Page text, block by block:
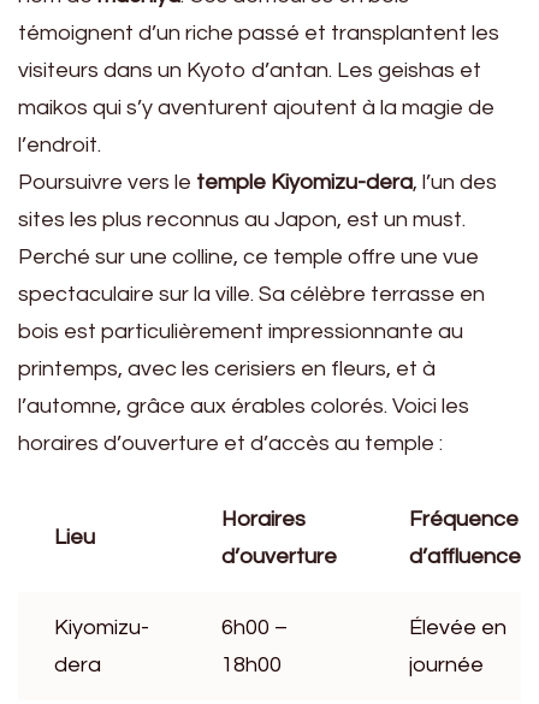
témoignent d’un riche passé et transplantent les
visiteurs dans un Kyoto d’antan. Les geishas et
maikos qui s’y aventurent ajoutent à la magie de
l’endroit.
Poursuivre vers le temple Kiyomizu-dera, l’un des
sites les plus reconnus au Japon, est un must.
Perché sur une colline, ce temple offre une vue
spectaculaire sur la ville. Sa célèbre terrasse en
bois est particulièrement impressionnante au
printemps, avec les cerisiers en fleurs, et à
l’automne, grâce aux érables colorés. Voici les
horaires d’ouverture et d’accès au temple :
Lieu
Horaires
d’ouverture
Fréquence
d’affluence
Kiyomizu-
dera
6h00 –
18h00
Élevée en
journée